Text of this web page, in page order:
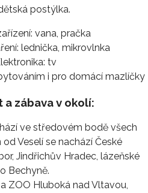
postýlka.
vana, pračka
lednička, mikrovlnka
tv
i pro domácí mazlíčky
zábava v okolí:
ve středovém bodě všech
Veselí se nachází České
Jindřichův Hradec, lázeňské
Bechyně.
ZOO Hluboká nad Vltavou,